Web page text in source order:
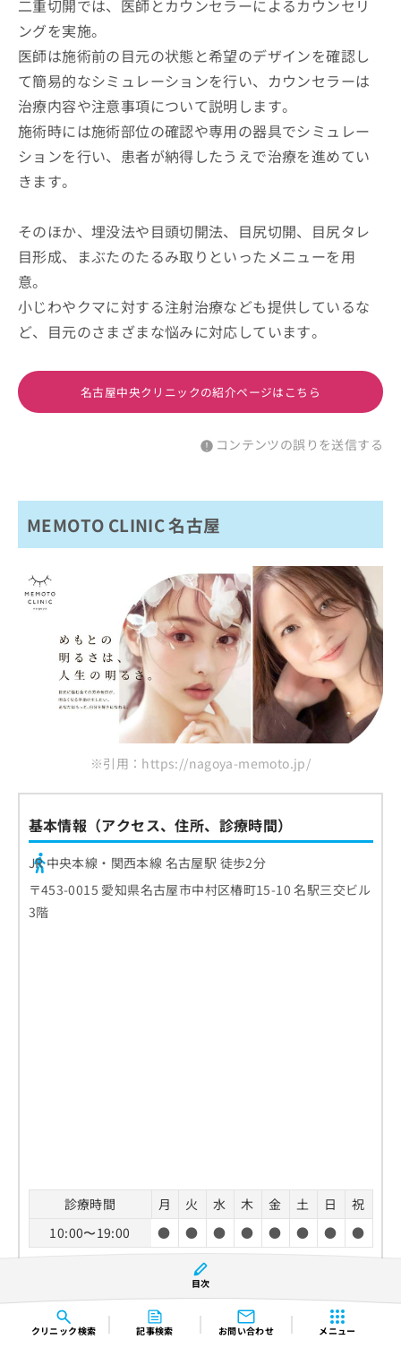
クリニック検索 記事検索 お問い合わせ メニュー
二重切開では、医師とカウンセラーによるカウンセリ
ングを実施。
医師は施術前の目元の状態と希望のデザインを確認し
て簡易的なシミュレーションを行い、カウンセラーは
治療内容や注意事項について説明します。
施術時には施術部位の確認や専用の器具でシミュレー
ションを行い、患者が納得したうえで治療を進めてい
きます。
そのほか、埋没法や目頭切開法、目尻切開、目尻タレ
目形成、まぶたのたるみ取りといったメニューを用
意。
小じわやクマに対する注射治療なども提供しているな
ど、目元のさまざまな悩みに対応しています。
名古屋中央クリニックの紹介ページはこちら
コンテンツの誤りを送信する
MEMOTO CLINIC 名古屋
※引用：https://nagoya-memoto.jp/
基本情報（アクセス、住所、診療時間）
JR 中央本線・関西本線 名古屋駅 徒歩2分
〒453-0015 愛知県名古屋市中村区椿町15-10 名駅三交ビル
3階
診療時間 月 火 水 木 金 土 日
祝
10:00〜19:00
● ● ● ● ● ● ●
●
TEL：052-462-1340
目次